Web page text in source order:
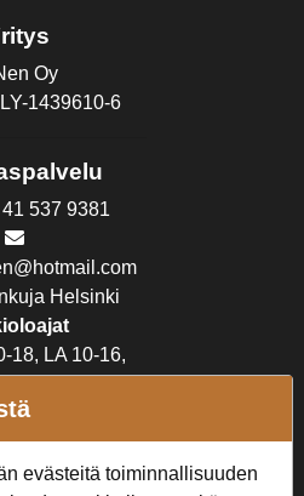
Oy
1439610-6
537 9381
Helsinki
18, LA 10-16,
evästeitä toiminnallisuuden